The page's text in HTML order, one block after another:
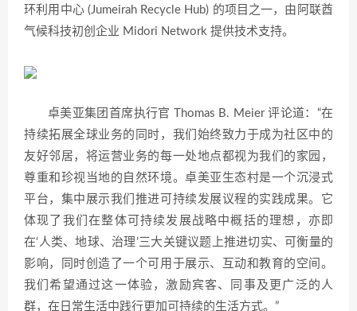
环利用中心 (Jumeirah Recycle Hub) 的项目之一，由阿联酋
气候科技初创企业 Midori Network 提供技术支持。
卓美亚集团首席执行官 Thomas B. Meier 评论道：“在
持续拓展全球业务的同时，我们始终致力于成为社区中的
友好邻居，将运营业务的每一处地点都视为我们的家园，
尊重和珍视当地的自然环境。卓美亚生态村是一个沉浸式
平台，集中展示我们推进可持续发展议程的实践成果。它
体现了我们在整体可持续发展战略中概括的理想，亦即
在‘人类、地球、治理’三大关键议题上推进切实、可衡量的
影响，同时创造了一个可用于展示、互动和教育的空间。
我们希望通过这一体验，激励宾客、同事及更广泛的人
群，在日常生活中践行更加可持续的生活方式。”